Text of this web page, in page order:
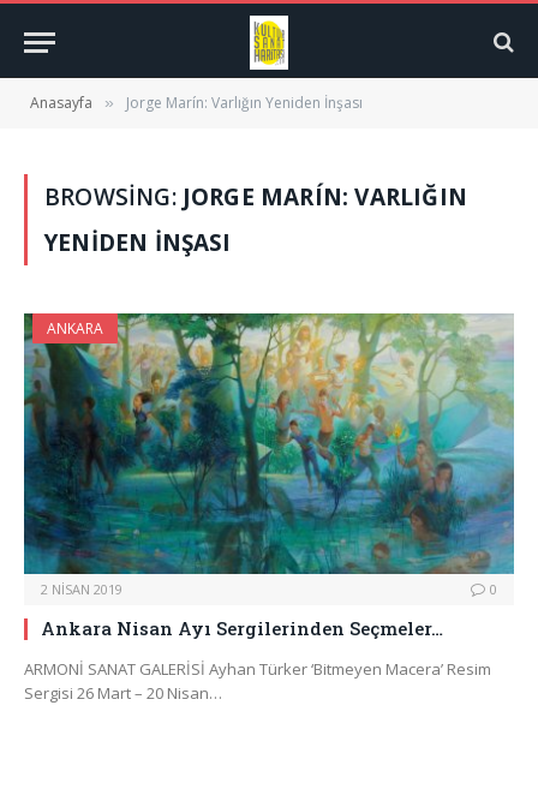
Anasayfa » Jorge Marín: Varlığın Yeniden İnşası
BROWSING: JORGE MARÍN: VARLIĞIN
YENIDEN İNŞASI
ANKARA
2 NISAN 2019 0
Ankara Nisan Ayı Sergilerinden Seçmeler…
ARMONİ SANAT GALERİSİ Ayhan Türker ‘Bitmeyen Macera’ Resim
Sergisi 26 Mart – 20 Nisan…